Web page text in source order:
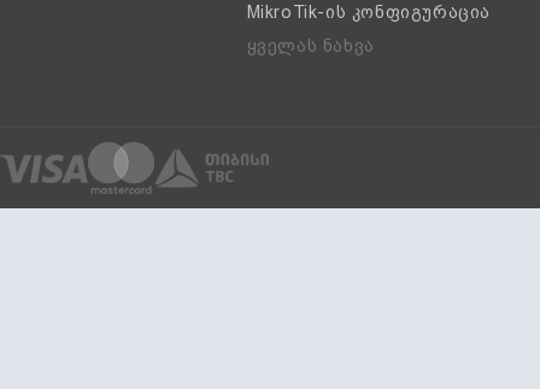
MikroTik-ის კონფიგურაცია
ყველას ნახვა